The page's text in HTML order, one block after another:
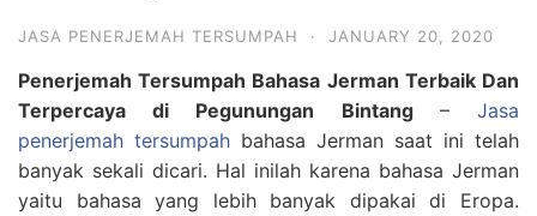
JASA PENERJEMAH TERSUMPAH · JANUARY 20, 2020
Penerjemah Tersumpah Bahasa Jerman Terbaik Dan
Terpercaya di Pegunungan Bintang –Jasa
penerjemah tersumpah bahasa Jerman saat ini telah
banyak sekali dicari. Hal inilah karena bahasa Jerman
yaitu bahasa yang lebih banyak dipakai di Eropa.